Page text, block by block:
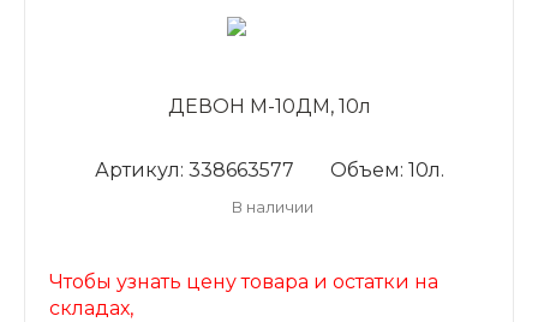
ДЕВОН М-10ДМ, 10л
Артикул: 338663577 Объем: 10л.
В наличии
Чтобы узнать цену товара и остатки на
складах,